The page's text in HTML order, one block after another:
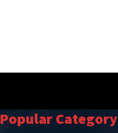
Popular Category